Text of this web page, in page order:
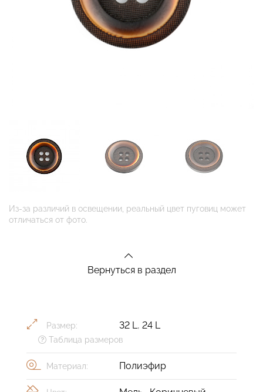
Из-за различий в освещении, реальный цвет пуговиц может
отличаться от фото.
Вернуться в раздел
Размер: 32 L, 24 L
Таблица размеров
Материал: Полиэфир